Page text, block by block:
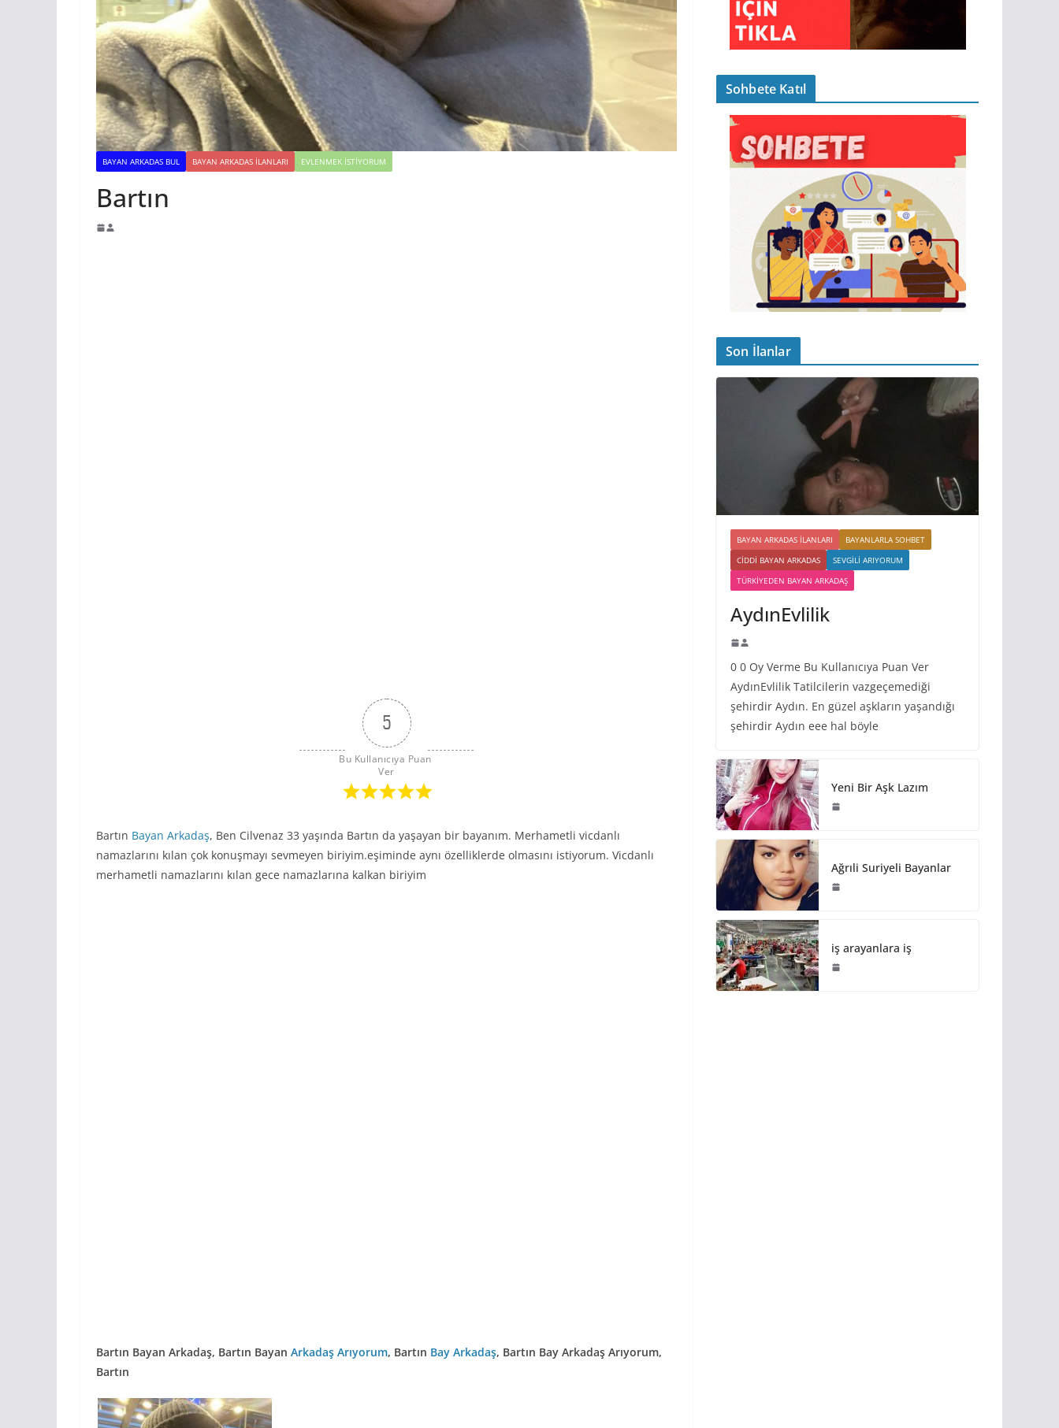
BAYAN ARKADAS BUL BAYAN ARKADAS ILANLARI EVLENMEK İSTIYORUM
Bartın
5
Bu Kullanıcıya Puan
Ver
Bartın Bayan Arkadaş, Ben Cilvenaz 33 yaşında Bartın da yaşayan bir bayanım. Merhametli vicdanlı
namazlarını kılan çok konuşmayı sevmeyen biriyim.eşiminde aynı özelliklerde olmasını istiyorum. Vicdanlı
merhametli namazlarını kılan gece namazlarına kalkan biriyim
Bartın Bayan Arkadaş, Bartın Bayan Arkadaş Arıyorum, Bartın Bay Arkadaş, Bartın Bay Arkadaş Arıyorum,
Bartın
Sohbete Katıl
Son İlanlar
BAYAN ARKADAS ILANLARI
BAYANLARLA SOHBET
CIDDI BAYAN ARKADAS
SEVGILI ARIYORUM
TÜRKIYEDEN BAYAN ARKADAŞ
AydınEvlilik
0 0 Oy Verme Bu Kullanıcıya Puan Ver
AydınEvlilik Tatilcilerin vazgeçemediği
şehirdir Aydın. En güzel aşkların yaşandığı
şehirdir Aydın eee hal böyle
Yeni Bir Aşk Lazım
Ağrıli Suriyeli Bayanlar
iş arayanlara iş